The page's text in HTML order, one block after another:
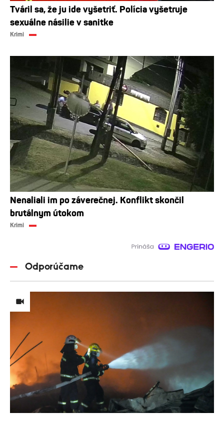
Tváril sa, že ju ide vyšetriť. Polícia vyšetruje
sexuálne násilie v sanitke
Krimi
Nenaliali im po záverečnej. Konflikt skončil
brutálnym útokom
Krimi
Odporúčame